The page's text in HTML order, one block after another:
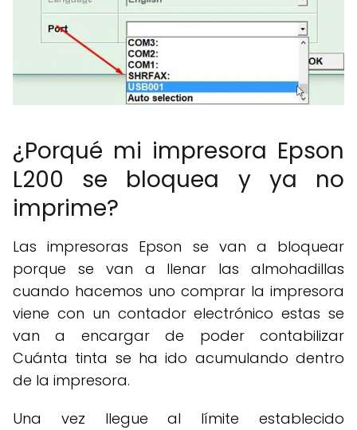
¿Porqué mi impresora Epson
L200 se bloquea y ya no
imprime?
Las impresoras Epson se van a bloquear
porque se van a llenar las almohadillas
cuando hacemos uno comprar la impresora
viene con un contador electrónico estas se
van a encargar de poder contabilizar
Cuánta tinta se ha ido acumulando dentro
de la impresora.
Una vez llegue al límite establecido